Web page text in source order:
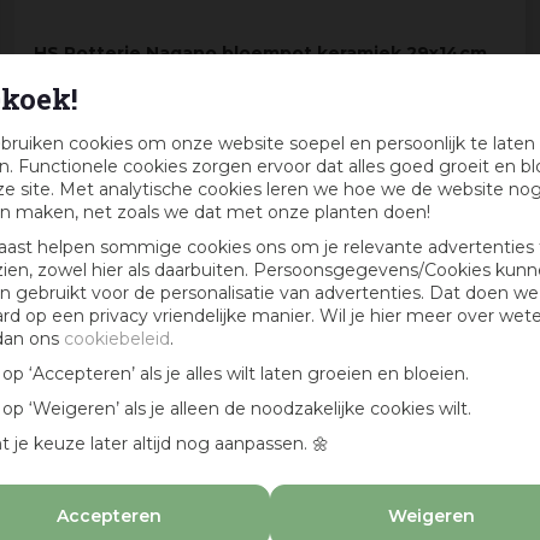
cookies om onze website soepel en persoonlijk te laten
Functionele cookies zorgen ervoor dat alles goed groeit en
site. Met analytische cookies leren we hoe we de website
maken, net zoals we dat met onze planten doen!
helpen sommige cookies ons om je relevante advertenties
zowel hier als daarbuiten. Persoonsgegevens/Cookies
gebruikt voor de personalisatie van advertenties. Dat doen we
op een privacy vriendelijke manier. Wil je hier meer over
ons cookiebeleid.
op ‘Accepteren’ als je alles wilt laten groeien en bloeien.
‘Weigeren’ als je alleen de noodzakelijke cookies wilt.
je keuze later altijd nog aanpassen. 🌼
Accepteren Weigeren
HS Potterie Nagano bloempot keramiek 29x14cm
• Geschikt voor: binnen
• Materiaal: keramiek
19,99
10,00